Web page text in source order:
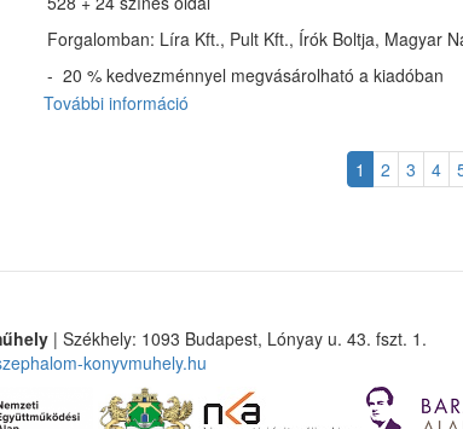
Forgalomban: Líra Kft., Pult Kft., Írók Boltja, Magyar
- 20 % kedvezménnyel megvásárolható a kiadóban
További információ
Dunántúl
1 2 3 4
| Székhely: 1093 Budapest, Lónyay u. 43. fszt. 1.
konyvmuhely.hu